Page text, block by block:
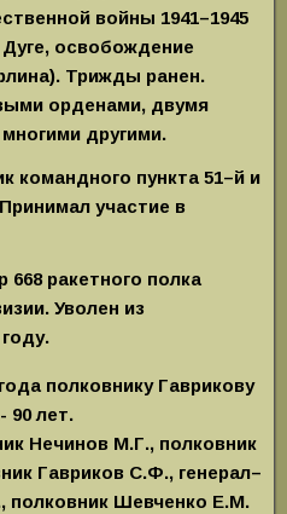
войны 1941–1945
освобождение
Трижды ранен.
орденами, двумя
другими.
командного пункта 51–й и
участие в
668 ракетного полка
Уволен из
полковнику Гаврикову
90 лет.
Нечинов М.Г., полковник
Гавриков С.Ф., генерал–
полковник Шевченко Е.М.